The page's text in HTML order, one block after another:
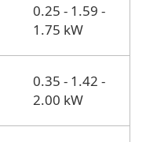
0.25 - 1.59 -
1.75 kW
0.35 - 1.42 -
2.00 kW